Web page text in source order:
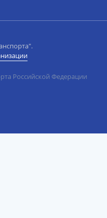
Российской Федерации